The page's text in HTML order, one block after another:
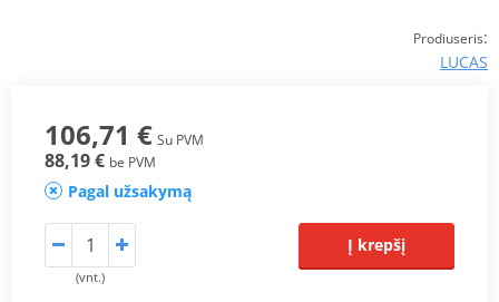
Prodiuseris:
LUCAS
106,71 € Su PVM
88,19 € be PVM
Pagal užsakymą
(vnt.)
Į krepšį